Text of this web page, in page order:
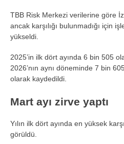
TBB Risk Merkezi verilerine göre
ancak karşılığı bulunmadığı için
yükseldi.
2025’in ilk dört ayında 6 bin 505
2026’nın aynı döneminde 7 bin
olarak kaydedildi.
Mart ayı zirve yaptı
Yılın ilk dört ayında en yüksek
görüldü.